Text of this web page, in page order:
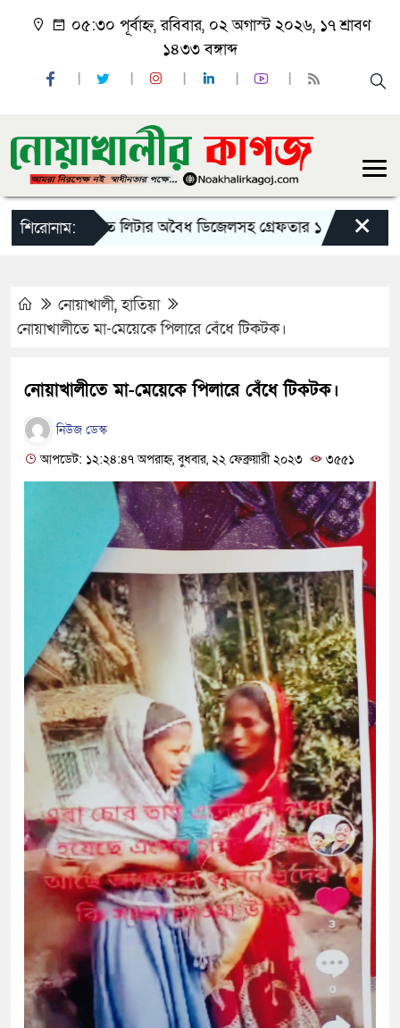
০৫:৩০ পূর্বাহ্ন, রবিবার, ০২ অগাস্ট ২০২৬, ১৭ শ্রাবণ
১৪৩৩ বঙ্গাব্দ
শিরোনাম:
২৭’শত লিটার অবৈধ ডিজেলসহ গ্রেফতার ১ পুলিশ-×
নোয়াখালী,হাতিয়া
নোয়াখালীতে মা-মেয়েকে পিলারে বেঁধে টিকটক।
নোয়াখালীতে মা-মেয়েকে পিলারে বেঁধে টিকটক।
নিউজ ডেস্ক
আপডেট: ১২:২৪:৪৭ অপরাহ্ন, বুধবার, ২২ ফেব্রুয়ারী ২০২৩
৩৫৫১